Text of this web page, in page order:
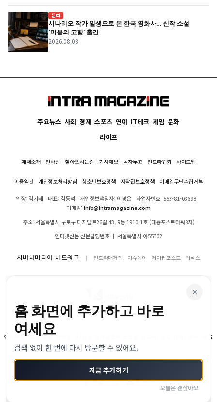
문화
시나리오 작가 일생으로 본 한국 영화사… 신작 소설
‘마음의 고향’ 출간
2026.08.08
주요뉴스 사회 경제 스포츠 연예 IT테크 게임 문화
라이프
매체소개 인사말 찾아오시는길 기사제보 독자투고 인트라위키 사이트맵
이용약관 개인정보처리방침 청소년보호정책 저작권보호정책 이메일무단수집거부
의장: 김기태 대표: 김동석 개인정보책임자: 이경은
사업자번호: 553-81-03698
이메일:info@intramagazine.com
주소: 서울특별시 구로구 디지털로26길 43, R동 1910-1호 (대륭포스트타워8차)
인터넷신문 신문발행번호 ㅣ 서울특별시 아55702
사바나미디어 네트워크 인트라매거진 이슈데이 케이팝포스트 위닥스
인트라매거진의 모든 콘텐츠(기사)는 저작권법의 보호를 받으며, 무단 전재, 복사, 배포
등을 금합니다.
© 2024–2026 인트라매거진. All Rights Reserved
×
홈 화면에 추가하고 바로
여세요
검색 없이 한 번에 다시 방문할 수 있어요.
지금 추가하기
오늘은 괜찮아요